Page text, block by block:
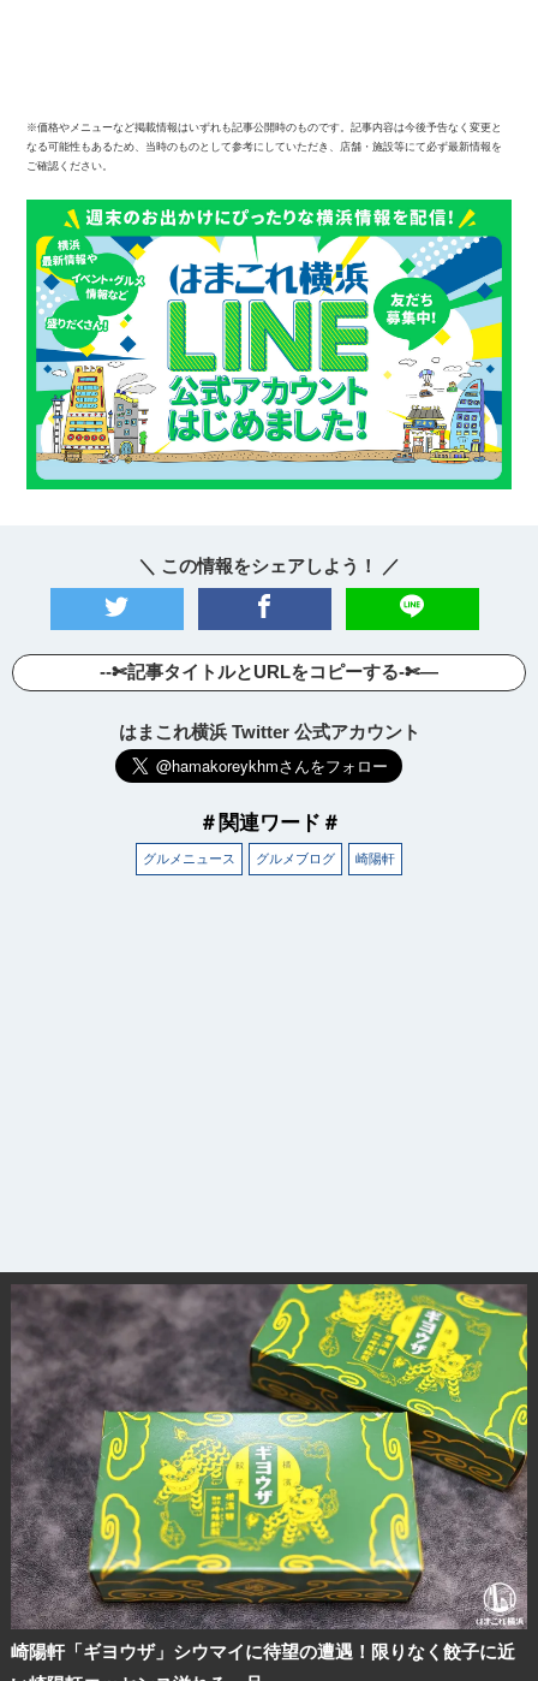
※価格やメニューなど掲載情報はいずれも記事公開時のものです。記事内容は今後予告なく変更と
なる可能性もあるため、当時のものとして参考にしていただき、店舗・施設等にて必ず最新情報を
ご確認ください。
＼ この情報をシェアしよう！ ／
--✄記事タイトルとURLをコピーする-✄—
はまこれ横浜 Twitter 公式アカウント
＃関連ワード＃
グルメニュース グルメブログ 崎陽軒
崎陽軒「ギヨウザ」シウマイに待望の遭遇！限りなく餃子に近